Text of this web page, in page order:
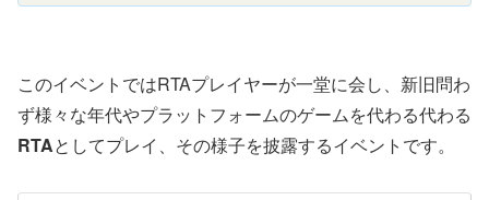
このイベントではRTAプレイヤーが一堂に会し、新旧問わ
ず様々な年代やプラットフォームのゲームを代わる代わる
RTAとしてプレイ、その様子を披露するイベントです。